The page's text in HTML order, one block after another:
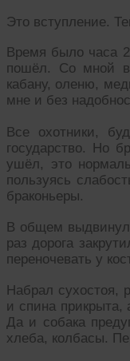
Это вступление.
Время было часа
пошёл. Со мной в
кабану, оленю,
мне и без
Все охотники,
государство. Но
ушёл, это
пользуясь
браконьеры.
В общем
раз дорога
переночевать у
Набрал сухостоя,
и спина прикрыта,
Да и собака
хлеба, колбасы.